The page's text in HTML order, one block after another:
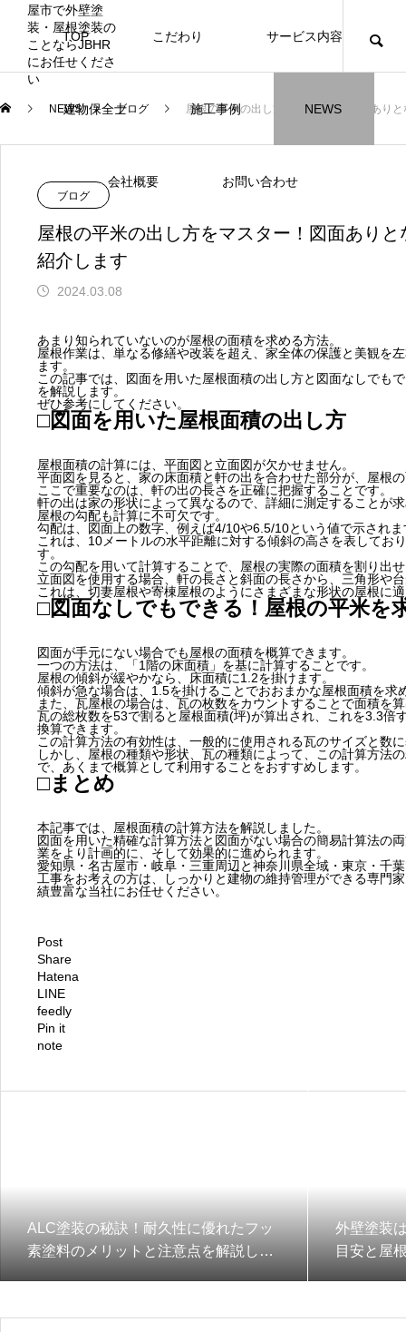
TOP こだわり サービス内容
建物保全士 施工事例 NEWS
会社概要 お問い合わせ
JBHR横浜の施工事例
ニュース ブログ
お盆に伴う休業のお知らせ
2026.07.30
【年収
場管理
川崎市でリノベーションを検討する方
へ｜後悔しない計画の立て方と相談先
の選び方
2026.07.01
座間市の
JBHRに
NEW
2021.04.25
建物の点
門家へ
お客様アンケート405
2026.01.25
お客様ア
藤沢市でリノベーションを検討する方
へ｜費用・進め方・会社選びのポイン
2026.08.01
火災報知
はあるの
川崎市でリノベーションを検討する方
へ｜後悔しない計画の立て方と相談先
の選び方
2026.07.01
座間市の
JBHRに
NEW
2021.04.25
施工の際
クーリング・オフ手続きのお知らせ
2024.04.26
NEWS ブログ 屋根の平米の出し方をマスター！図面あり
ブログ
屋根の平米の出し方をマスター！図面あり
紹介します
2024.03.08
あまり知られていないのが屋根の面積を求める方法。
屋根作業は、単なる修繕や改装を超え、家全体の保護と美観を
ます。
この記事では、図面を用いた屋根面積の出し方と図面なしでも
を解説します。
ぜひ参考にしてください。
□図面を用いた屋根面積の出し方
屋根面積の計算には、平面図と立面図が欠かせません。
平面図を見ると、家の床面積と軒の出を合わせた部分が、屋根
ここで重要なのは、軒の出の長さを正確に把握することです。
軒の出は家の形状によって異なるので、詳細に測定することが
屋根の勾配も計算に不可欠です。
勾配は、図面上の数字、例えば4/10や6.5/10という値で示されま
これは、10メートルの水平距離に対する傾斜の高さを表してお
す。
この勾配を用いて計算することで、屋根の実際の面積を割り出
立面図を使用する場合、軒の長さと斜面の長さから、三角形や
これは、切妻屋根や寄棟屋根のようにさまざまな形状の屋根に
□図面なしでもできる！屋根の平米を
図面が手元にない場合でも屋根の面積を概算できます。
一つの方法は、「1階の床面積」を基に計算することです。
屋根の傾斜が緩やかなら、床面積に1.2を掛けます。
傾斜が急な場合は、1.5を掛けることでおおまかな屋根面積を求
また、瓦屋根の場合は、瓦の枚数をカウントすることで面積を
瓦の総枚数を53で割ると屋根面積(坪)が算出され、これを3.3倍
換算できます。
この計算方法の有効性は、一般的に使用される瓦のサイズと数
しかし、屋根の種類や形状、瓦の種類によって、この計算方法
で、あくまで概算として利用することをおすすめします。
□まとめ
本記事では、屋根面積の計算方法を解説しました。
図面を用いた精確な計算方法と図面がない場合の簡易計算法の
業をより計画的に、そして効果的に進められます。
愛知県・名古屋市・岐阜・三重周辺と神奈川県全域・東京・千
工事をお考えの方は、しっかりと建物の維持管理ができる専門
績豊富な当社にお任せください。
Post
Share
Hatena
LINE
feedly
Pin it
note
ALC塗装の秘訣！耐久性に優れたフッ
素塗料のメリットと注意点を解説しま
外壁塗装
目安と屋